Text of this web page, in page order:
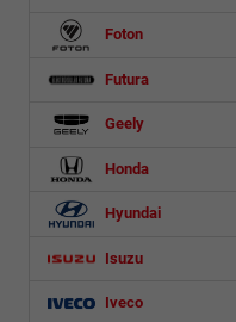
Foton
Futura
Geely
Honda
Hyundai
Isuzu
Iveco